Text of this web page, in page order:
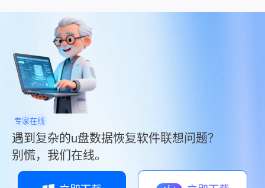
用问题，并提供实用建议。
专家在线
遇到复杂的u盘数据恢复软件联想问题？
别慌，我们在线。